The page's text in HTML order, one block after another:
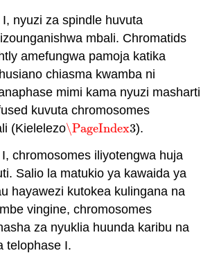
nyuzi za spindle huvuta
mbali. Chromatids
amefungwa pamoja katika
chiasma kwamba ni
mimi kama nyuzi masharti
kuvuta chromosomes
(Kielelezo\PageIndex3
\PageIndex3).
chromosomes iliyotengwa huja
Salio la matukio ya kawaida ya
hayawezi kutokea kulingana na
vingine, chromosomes
za nyuklia huunda karibu na
telophase I.